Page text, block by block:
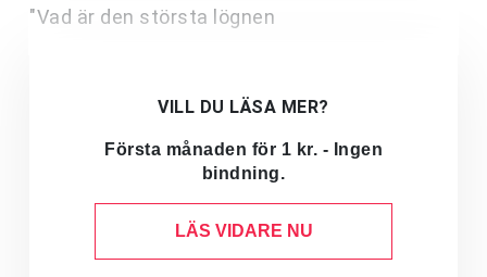
"Vad är den största lögnen
VILL DU LÄSA MER?
Första månaden för 1 kr. - Ingen
bindning.
LÄS VIDARE NU